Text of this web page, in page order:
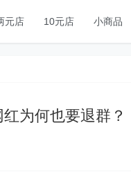
元店 10元店 小商品
为何也要退群？